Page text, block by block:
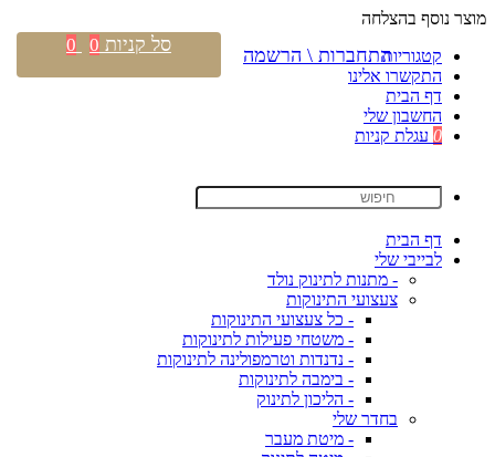
מוצר נוסף בהצלחה
קטגוריות
התקשרו אלינו
דף הבית
החשבון שלי
0 עגלת קניות
דף הבית
לבייבי שלי
- מתנות לתינוק נולד
צעצועי התינוקות
- כל צעצועי התינוקות
- משטחי פעילות לתינוקות
- נדנדות וטרמפולינה לתינוקות
- בימבה לתינוקות
- הליכון לתינוק
בחדר שלי
- מיטת מעבר
התחברות \ הרשמה סל קניות 0
0